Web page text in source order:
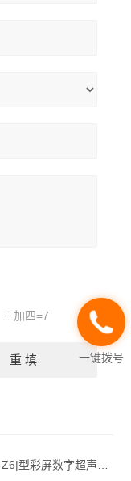
加四=7
字超声探伤仪UFD-Z6
一键拨号